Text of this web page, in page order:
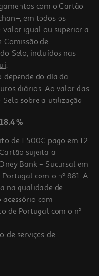
com o Cartão
em todos os
valor igual ou superior a
Comissão de
Selo, incluídos nas
.
do dia da
diários. Ao valor das
Selo sobre a utilização
%
de 1.500€ pago em 12
sujeita a
Bank – Sucursal em
com o nº 881. A
na qualidade de
com
de Portugal com o nº
de serviços de